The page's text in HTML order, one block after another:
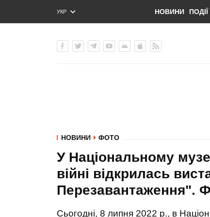
УКР
ENG
НОВИНИ ПОДІЇ
НОВИНИ ФОТО
У Національному музеї
війні відкрилась
Перезавантаження".
Сьогодні, 8 липня 2022 р., в